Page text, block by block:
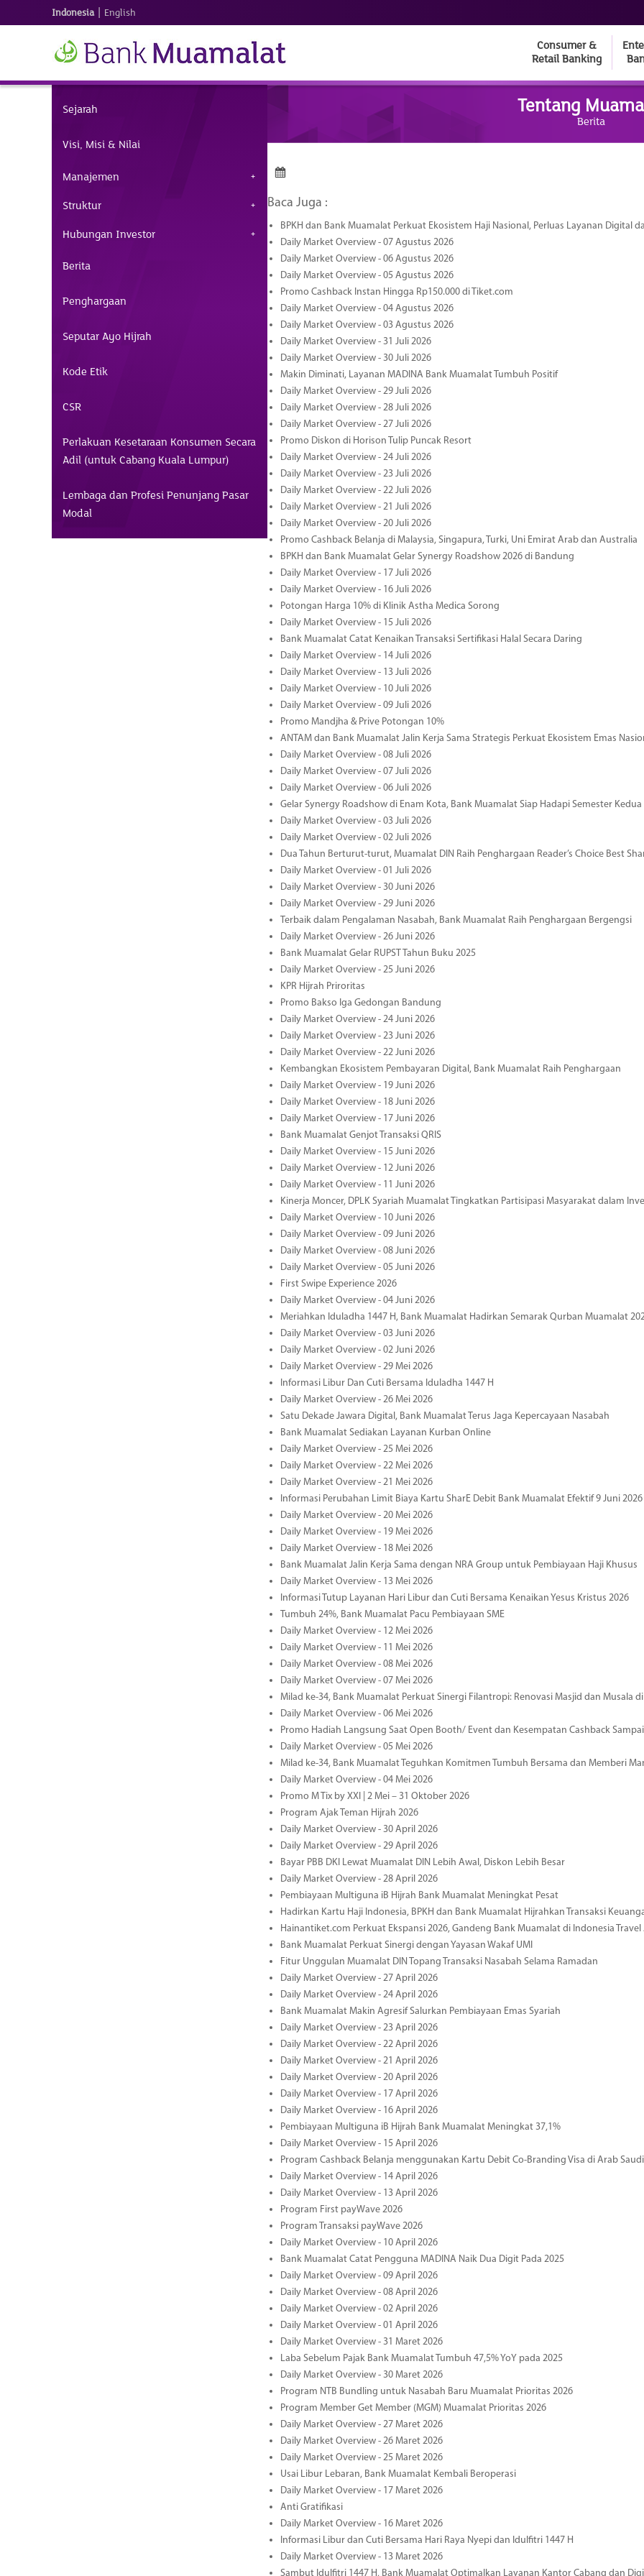
Indonesia | English
Consumer &
Retail Banking
Sejarah
Visi, Misi & Nilai
Manajemen
Struktur
Hubungan Investor
Berita
Penghargaan
Seputar Ayo Hijrah
Kode Etik
CSR
Perlakuan Kesetaraan Konsumen Secara
Adil (untuk Cabang Kuala Lumpur)
Lembaga dan Profesi Penunjang Pasar
Modal
Tentang
Berita
Baca Juga :
BPKH dan Bank Muamalat Perkuat Ekosistem Haji Nasional, Perluas Layanan Digital
Daily Market Overview - 07 Agustus 2026
Daily Market Overview - 06 Agustus 2026
Daily Market Overview - 05 Agustus 2026
Promo Cashback Instan Hingga Rp150.000 di Tiket.com
Daily Market Overview - 04 Agustus 2026
Daily Market Overview - 03 Agustus 2026
Daily Market Overview - 31 Juli 2026
Daily Market Overview - 30 Juli 2026
Makin Diminati, Layanan MADINA Bank Muamalat Tumbuh Positif
Daily Market Overview - 29 Juli 2026
Daily Market Overview - 28 Juli 2026
Daily Market Overview - 27 Juli 2026
Promo Diskon di Horison Tulip Puncak Resort
Daily Market Overview - 24 Juli 2026
Daily Market Overview - 23 Juli 2026
Daily Market Overview - 22 Juli 2026
Daily Market Overview - 21 Juli 2026
Daily Market Overview - 20 Juli 2026
Promo Cashback Belanja di Malaysia, Singapura, Turki, Uni Emirat Arab dan Australia
BPKH dan Bank Muamalat Gelar Synergy Roadshow 2026 di Bandung
Daily Market Overview - 17 Juli 2026
Daily Market Overview - 16 Juli 2026
Potongan Harga 10% di Klinik Astha Medica Sorong
Daily Market Overview - 15 Juli 2026
Bank Muamalat Catat Kenaikan Transaksi Sertifikasi Halal Secara Daring
Daily Market Overview - 14 Juli 2026
Daily Market Overview - 13 Juli 2026
Daily Market Overview - 10 Juli 2026
Daily Market Overview - 09 Juli 2026
Promo Mandjha & Prive Potongan 10%
ANTAM dan Bank Muamalat Jalin Kerja Sama Strategis Perkuat Ekosistem Emas
Daily Market Overview - 08 Juli 2026
Daily Market Overview - 07 Juli 2026
Daily Market Overview - 06 Juli 2026
Gelar Synergy Roadshow di Enam Kota, Bank Muamalat Siap Hadapi Semester Kedua
Daily Market Overview - 03 Juli 2026
Daily Market Overview - 02 Juli 2026
Dua Tahun Berturut-turut, Muamalat DIN Raih Penghargaan Reader’s Choice Best
Daily Market Overview - 01 Juli 2026
Daily Market Overview - 30 Juni 2026
Daily Market Overview - 29 Juni 2026
Terbaik dalam Pengalaman Nasabah, Bank Muamalat Raih Penghargaan Bergengsi
Daily Market Overview - 26 Juni 2026
Bank Muamalat Gelar RUPST Tahun Buku 2025
Daily Market Overview - 25 Juni 2026
KPR Hijrah Priroritas
Promo Bakso Iga Gedongan Bandung
Daily Market Overview - 24 Juni 2026
Daily Market Overview - 23 Juni 2026
Daily Market Overview - 22 Juni 2026
Kembangkan Ekosistem Pembayaran Digital, Bank Muamalat Raih Penghargaan
Daily Market Overview - 19 Juni 2026
Daily Market Overview - 18 Juni 2026
Daily Market Overview - 17 Juni 2026
Bank Muamalat Genjot Transaksi QRIS
Daily Market Overview - 15 Juni 2026
Daily Market Overview - 12 Juni 2026
Daily Market Overview - 11 Juni 2026
Kinerja Moncer, DPLK Syariah Muamalat Tingkatkan Partisipasi Masyarakat dalam
Daily Market Overview - 10 Juni 2026
Daily Market Overview - 09 Juni 2026
Daily Market Overview - 08 Juni 2026
Daily Market Overview - 05 Juni 2026
First Swipe Experience 2026
Daily Market Overview - 04 Juni 2026
Meriahkan Iduladha 1447 H, Bank Muamalat Hadirkan Semarak Qurban Muamalat
Daily Market Overview - 03 Juni 2026
Daily Market Overview - 02 Juni 2026
Daily Market Overview - 29 Mei 2026
Informasi Libur Dan Cuti Bersama Iduladha 1447 H
Daily Market Overview - 26 Mei 2026
Satu Dekade Jawara Digital, Bank Muamalat Terus Jaga Kepercayaan Nasabah
Bank Muamalat Sediakan Layanan Kurban Online
Daily Market Overview - 25 Mei 2026
Daily Market Overview - 22 Mei 2026
Daily Market Overview - 21 Mei 2026
Informasi Perubahan Limit Biaya Kartu SharE Debit Bank Muamalat Efektif 9 Juni 2026
Daily Market Overview - 20 Mei 2026
Daily Market Overview - 19 Mei 2026
Daily Market Overview - 18 Mei 2026
Bank Muamalat Jalin Kerja Sama dengan NRA Group untuk Pembiayaan Haji Khusus
Daily Market Overview - 13 Mei 2026
Informasi Tutup Layanan Hari Libur dan Cuti Bersama Kenaikan Yesus Kristus 2026
Tumbuh 24%, Bank Muamalat Pacu Pembiayaan SME
Daily Market Overview - 12 Mei 2026
Daily Market Overview - 11 Mei 2026
Daily Market Overview - 08 Mei 2026
Daily Market Overview - 07 Mei 2026
Milad ke-34, Bank Muamalat Perkuat Sinergi Filantropi: Renovasi Masjid dan Musala
Daily Market Overview - 06 Mei 2026
Promo Hadiah Langsung Saat Open Booth/ Event dan Kesempatan Cashback
Daily Market Overview - 05 Mei 2026
Milad ke-34, Bank Muamalat Teguhkan Komitmen Tumbuh Bersama dan Memberi
Daily Market Overview - 04 Mei 2026
Promo M Tix by XXI | 2 Mei – 31 Oktober 2026
Program Ajak Teman Hijrah 2026
Daily Market Overview - 30 April 2026
Daily Market Overview - 29 April 2026
Bayar PBB DKI Lewat Muamalat DIN Lebih Awal, Diskon Lebih Besar
Daily Market Overview - 28 April 2026
Pembiayaan Multiguna iB Hijrah Bank Muamalat Meningkat Pesat
Hadirkan Kartu Haji Indonesia, BPKH dan Bank Muamalat Hijrahkan Transaksi
Hainantiket.com Perkuat Ekspansi 2026, Gandeng Bank Muamalat di Indonesia
Bank Muamalat Perkuat Sinergi dengan Yayasan Wakaf UMI
Fitur Unggulan Muamalat DIN Topang Transaksi Nasabah Selama Ramadan
Daily Market Overview - 27 April 2026
Daily Market Overview - 24 April 2026
Bank Muamalat Makin Agresif Salurkan Pembiayaan Emas Syariah
Daily Market Overview - 23 April 2026
Daily Market Overview - 22 April 2026
Daily Market Overview - 21 April 2026
Daily Market Overview - 20 April 2026
Daily Market Overview - 17 April 2026
Daily Market Overview - 16 April 2026
Pembiayaan Multiguna iB Hijrah Bank Muamalat Meningkat 37,1%
Daily Market Overview - 15 April 2026
Program Cashback Belanja menggunakan Kartu Debit Co-Branding Visa di Arab Saudi
Daily Market Overview - 14 April 2026
Daily Market Overview - 13 April 2026
Program First payWave 2026
Program Transaksi payWave 2026
Daily Market Overview - 10 April 2026
Bank Muamalat Catat Pengguna MADINA Naik Dua Digit Pada 2025
Daily Market Overview - 09 April 2026
Daily Market Overview - 08 April 2026
Daily Market Overview - 02 April 2026
Daily Market Overview - 01 April 2026
Daily Market Overview - 31 Maret 2026
Laba Sebelum Pajak Bank Muamalat Tumbuh 47,5% YoY pada 2025
Daily Market Overview - 30 Maret 2026
Program NTB Bundling untuk Nasabah Baru Muamalat Prioritas 2026
Program Member Get Member (MGM) Muamalat Prioritas 2026
Daily Market Overview - 27 Maret 2026
Daily Market Overview - 26 Maret 2026
Daily Market Overview - 25 Maret 2026
Usai Libur Lebaran, Bank Muamalat Kembali Beroperasi
Daily Market Overview - 17 Maret 2026
Anti Gratifikasi
Daily Market Overview - 16 Maret 2026
Informasi Libur dan Cuti Bersama Hari Raya Nyepi dan Idulfitri 1447 H
Daily Market Overview - 13 Maret 2026
Sambut Idulfitri 1447 H, Bank Muamalat Optimalkan Layanan Kantor Cabang dan